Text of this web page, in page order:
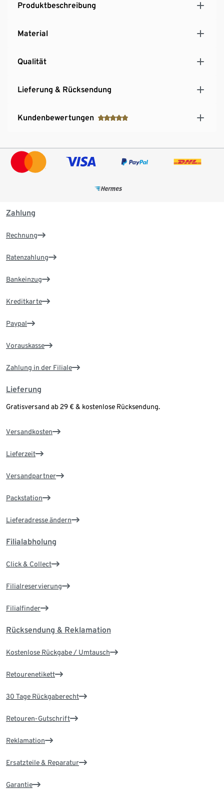
Produktbeschreibung
Material
Qualität
Lieferung & Rücksendung
Kundenbewertungen
Zahlung
Rechnung
Ratenzahlung
Bankeinzug
Kreditkarte
Paypal
Vorauskasse
Zahlung in der Filiale
Lieferung
Gratisversand ab 29 € & kostenlose Rücksendung.
Versandkosten
Lieferzeit
Versandpartner
Packstation
Lieferadresse ändern
Filialabholung
Click & Collect
Filialreservierung
Filialfinder
Rücksendung & Reklamation
Kostenlose Rückgabe / Umtausch
Retourenetikett
30 Tage Rückgaberecht
Retouren-Gutschrift
Reklamation
Ersatzteile & Reparatur
Garantie